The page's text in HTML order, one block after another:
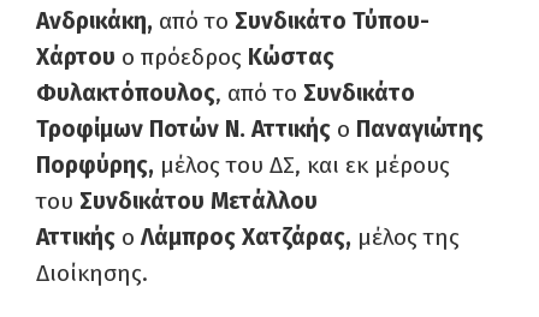
Ανδρικάκη, από το Συνδικάτο Τύπου-
Χάρτου ο πρόεδρος Κώστας
Φυλακτόπουλος, από το Συνδικάτο
Τροφίμων Ποτών Ν. Αττικής ο Παναγιώτης
Πορφύρης, μέλος του ΔΣ, και εκ μέρους
του Συνδικάτου Μετάλλου
Αττικής ο Λάμπρος Χατζάρας, μέλος της
Διοίκησης.